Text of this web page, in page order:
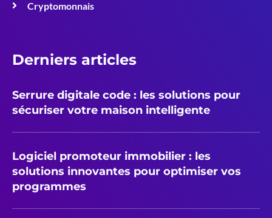
Cryptomonnais
Derniers articles
Serrure digitale code : les solutions pour
sécuriser votre maison intelligente
Logiciel promoteur immobilier : les
solutions innovantes pour optimiser vos
programmes